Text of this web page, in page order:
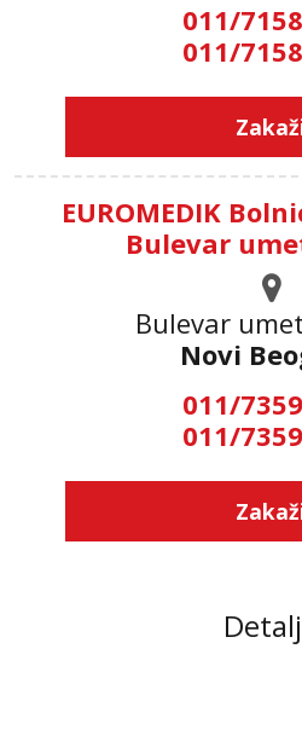
011/
011/
EUROMEDIK
Bulevar
Bulevar
Novi
011/
011/